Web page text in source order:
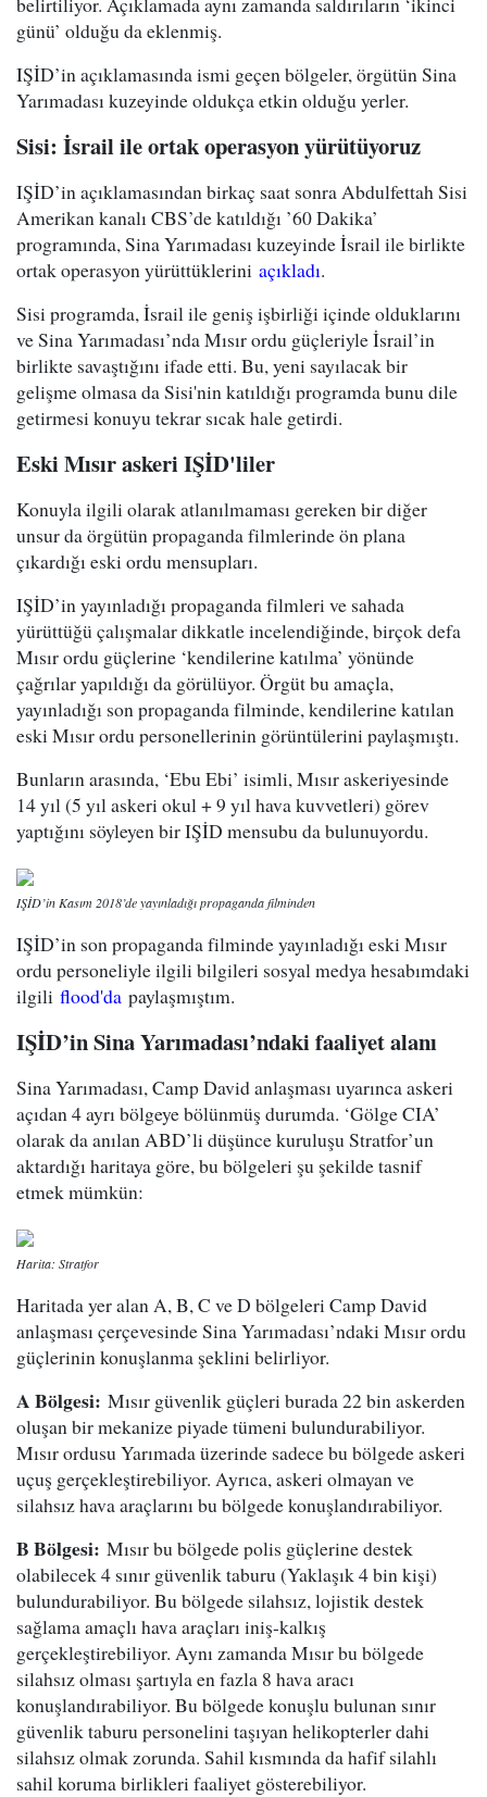
günü’ olduğu da eklenmiş.
IŞİD’in açıklamasında ismi geçen bölgeler, örgütün Sina
Yarımadası kuzeyinde oldukça etkin olduğu yerler.
Sisi: İsrail ile ortak operasyon yürütüyoruz
IŞİD’in açıklamasından birkaç saat sonra Abdulfettah Sisi
Amerikan kanalı CBS’de katıldığı ’60 Dakika’
programında, Sina Yarımadası kuzeyinde İsrail ile birlikte
ortak operasyon yürüttüklerini açıkladı.
Sisi programda, İsrail ile geniş işbirliği içinde olduklarını
ve Sina Yarımadası’nda Mısır ordu güçleriyle İsrail’in
birlikte savaştığını ifade etti. Bu, yeni sayılacak bir
gelişme olmasa da Sisi'nin katıldığı programda bunu dile
getirmesi konuyu tekrar sıcak hale getirdi.
Eski Mısır askeri IŞİD'liler
Konuyla ilgili olarak atlanılmaması gereken bir diğer
unsur da örgütün propaganda filmlerinde ön plana
çıkardığı eski ordu mensupları.
IŞİD’in yayınladığı propaganda filmleri ve sahada
yürüttüğü çalışmalar dikkatle incelendiğinde, birçok defa
Mısır ordu güçlerine ‘kendilerine katılma’ yönünde
çağrılar yapıldığı da görülüyor. Örgüt bu amaçla,
yayınladığı son propaganda filminde, kendilerine katılan
eski Mısır ordu personellerinin görüntülerini paylaşmıştı.
Bunların arasında, ‘Ebu Ebi’ isimli, Mısır askeriyesinde
14 yıl (5 yıl askeri okul + 9 yıl hava kuvvetleri) görev
yaptığını söyleyen bir IŞİD mensubu da bulunuyordu.
IŞİD’in Kasım 2018’de yayınladığı propaganda filminden
IŞİD’in son propaganda filminde yayınladığı eski Mısır
ordu personeliyle ilgili bilgileri sosyal medya hesabımdaki
ilgili flood'da paylaşmıştım.
IŞİD’in Sina Yarımadası’ndaki faaliyet alanı
Sina Yarımadası, Camp David anlaşması uyarınca askeri
açıdan 4 ayrı bölgeye bölünmüş durumda. ‘Gölge CIA’
olarak da anılan ABD’li düşünce kuruluşu Stratfor’un
aktardığı haritaya göre, bu bölgeleri şu şekilde tasnif
etmek mümkün:
Harita: Stratfor
Haritada yer alan A, B, C ve D bölgeleri Camp David
anlaşması çerçevesinde Sina Yarımadası’ndaki Mısır ordu
güçlerinin konuşlanma şeklini belirliyor.
A Bölgesi: Mısır güvenlik güçleri burada 22 bin askerden
oluşan bir mekanize piyade tümeni bulundurabiliyor.
Mısır ordusu Yarımada üzerinde sadece bu bölgede askeri
uçuş gerçekleştirebiliyor. Ayrıca, askeri olmayan ve
silahsız hava araçlarını bu bölgede konuşlandırabiliyor.
B Bölgesi: Mısır bu bölgede polis güçlerine destek
olabilecek 4 sınır güvenlik taburu (Yaklaşık 4 bin kişi)
bulundurabiliyor. Bu bölgede silahsız, lojistik destek
sağlama amaçlı hava araçları iniş-kalkış
gerçekleştirebiliyor. Aynı zamanda Mısır bu bölgede
silahsız olması şartıyla en fazla 8 hava aracı
konuşlandırabiliyor. Bu bölgede konuşlu bulunan sınır
güvenlik taburu personelini taşıyan helikopterler dahi
silahsız olmak zorunda. Sahil kısmında da hafif silahlı
sahil koruma birlikleri faaliyet gösterebiliyor.